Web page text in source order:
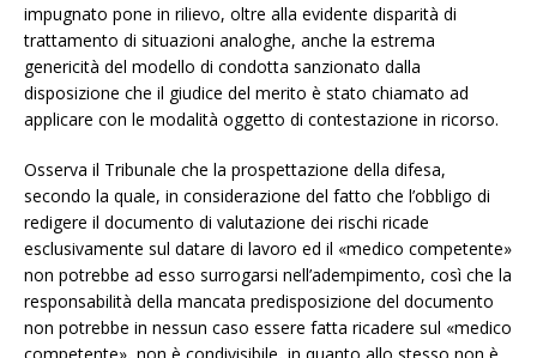
impugnato pone in rilievo, oltre alla evidente disparità di
trattamento di situazioni analoghe, anche la estrema
genericità del modello di condotta sanzionato dalla
disposizione che il giudice del merito è stato chiamato ad
applicare con le modalità oggetto di contestazione in ricorso.
Osserva il Tribunale che la prospettazione della difesa,
secondo la quale, in considerazione del fatto che l’obbligo di
redigere il documento di valutazione dei rischi ricade
esclusivamente sul datare di lavoro ed il «medico competente»
non potrebbe ad esso surrogarsi nell’adempimento, così che la
responsabilità della mancata predisposizione del documento
non potrebbe in nessun caso essere fatta ricadere sul «medico